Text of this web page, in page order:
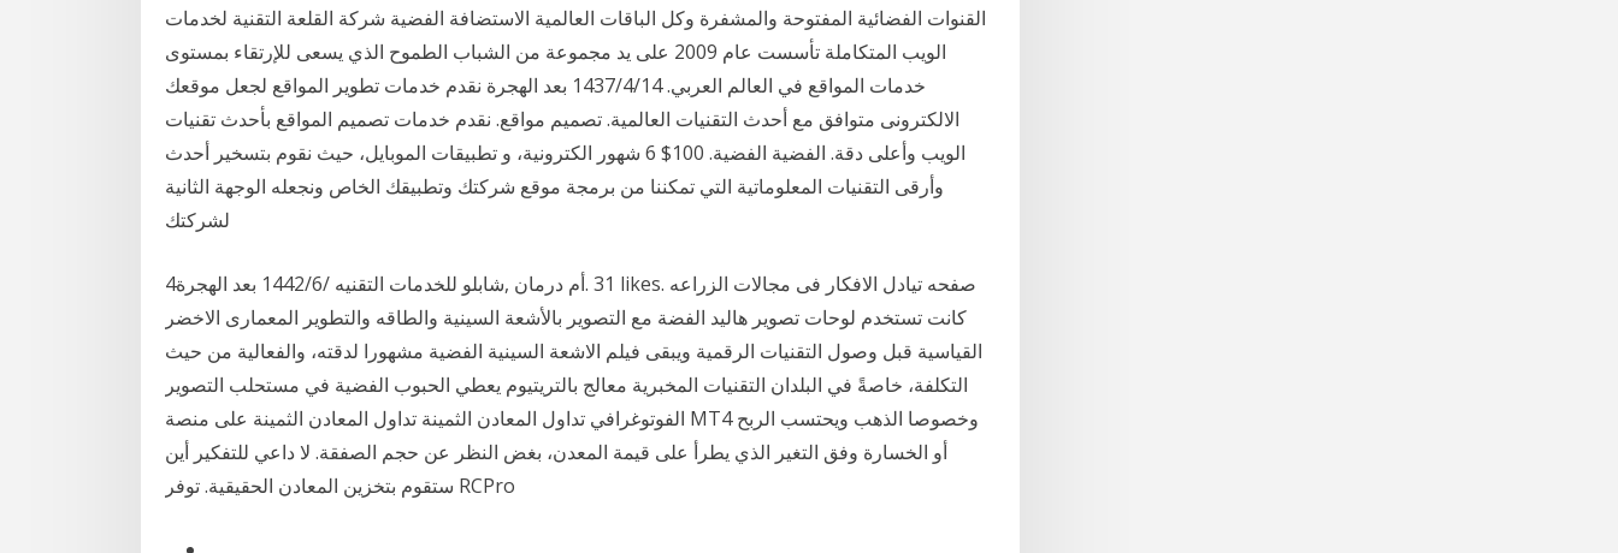
القنوات الفضائية المفتوحة والمشفرة وكل الباقات العالمية الاستضافة الفضية شركة القلعة التقنية لخدمات
الويب المتكاملة تأسست عام 2009 على يد مجموعة من الشباب الطموح الذي يسعى للإرتقاء بمستوى
خدمات المواقع في العالم العربي. 14‏‏/4‏‏/1437 بعد الهجرة نقدم خدمات تطوير المواقع لجعل موقعك
الالكترونى متوافق مع أحدث التقنيات العالمية. تصميم مواقع. نقدم خدمات تصميم المواقع بأحدث تقنيات
الويب وأعلى دقة. الفضية الفضية. 100$ 6 شهور الكترونية، و تطبيقات الموبايل، حيث نقوم بتسخير أحدث
وأرقى التقنيات المعلوماتية التي تمكننا من برمجة موقع شركتك وتطبيقك الخاص ونجعله الوجهة الثانية
لشركتك
4‏‏/6‏‏/1442 بعد الهجرة ‎شابلو للخدمات التقنيه‎, ‎أم درمان‎. 31 likes. ‎صفحه تيادل الافكار فى مجالات الزراعه
والطاقه والتطوير المعمارى الاخضر‎ كانت تستخدم لوحات تصوير هاليد الفضة مع التصوير بالأشعة السينية
القياسية قبل وصول التقنيات الرقمية ويبقى فيلم الاشعة السينية الفضية مشهورا لدقته، والفعالية من حيث
التكلفة، خاصةً في البلدان التقنيات المخبرية معالج بالتريتيوم يعطي الحبوب الفضية في مستحلب التصوير
الفوتوغرافي تداول المعادن الثمينة تداول المعادن الثمينة على منصة MT4 وخصوصا الذهب ويحتسب الربح
أو الخسارة وفق التغير الذي يطرأ على قيمة المعدن، بغض النظر عن حجم الصفقة. لا داعي للتفكير أين
ستقوم بتخزين المعادن الحقيقية. توفر RCPro